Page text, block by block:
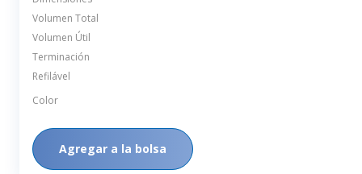
Volumen Total
Volumen Útil
Terminación
Refilável
Color
Agregar a la bolsa